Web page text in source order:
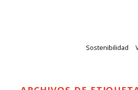
Sostenibilidad